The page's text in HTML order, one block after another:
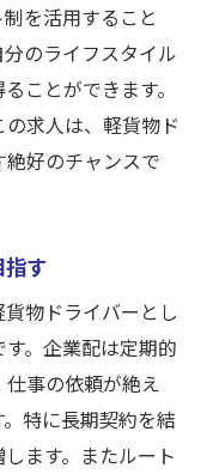
を活用すること
のライフスタイル
ことができます。
求人は、軽貨物ド
好のチャンスで
す
物ドライバーとし
。企業配は定期的
事の依頼が絶え
特に長期契約を結
ます。またルート